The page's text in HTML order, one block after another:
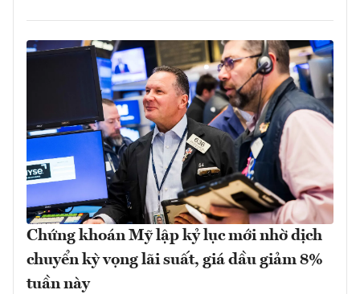
Chứng khoán Mỹ lập kỷ lục mới nhờ dịch
chuyển kỳ vọng lãi suất, giá dầu giảm 8%
tuần này